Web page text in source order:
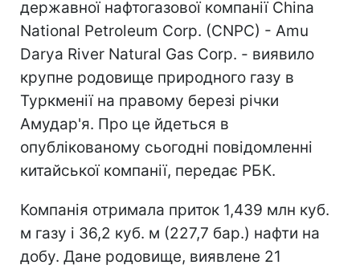
державної нафтогазової компанії China
National Petroleum Corp. (CNPC) - Amu
Darya River Natural Gas Corp. - виявило
крупне родовище природного газу в
Туркменії на правому березі річки
Амудар'я. Про це йдеться в
опублікованому сьогодні повідомленні
китайської компанії, передає РБК.
Компанія отримала приток 1,439 млн куб.
м газу і 36,2 куб. м (227,7 бар.) нафти на
добу. Дане родовище, виявлене 21